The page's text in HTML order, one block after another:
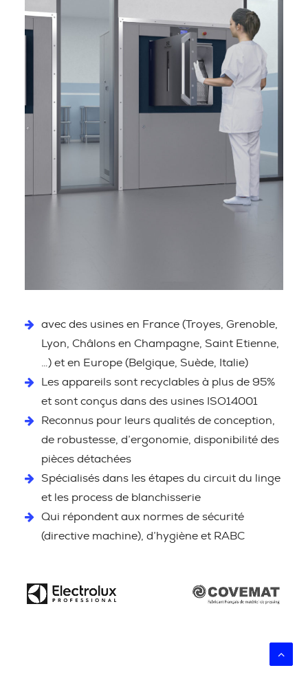
avec des usines en France (Troyes, Grenoble,
Lyon, Châlons en Champagne, Saint Etienne,
…) et en Europe (Belgique, Suède, Italie)
Les appareils sont recyclables à plus de 95%
et sont conçus dans des usines ISO14001
Reconnus pour leurs qualités de conception,
de robustesse, d’ergonomie, disponibilité des
pièces détachées
Spécialisés dans les étapes du circuit du linge
et les process de blanchisserie
Qui répondent aux normes de sécurité
(directive machine), d’hygiène et RABC